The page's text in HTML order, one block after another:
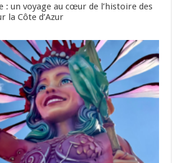
: un voyage au cœur de l’histoire des
la Côte d’Azur